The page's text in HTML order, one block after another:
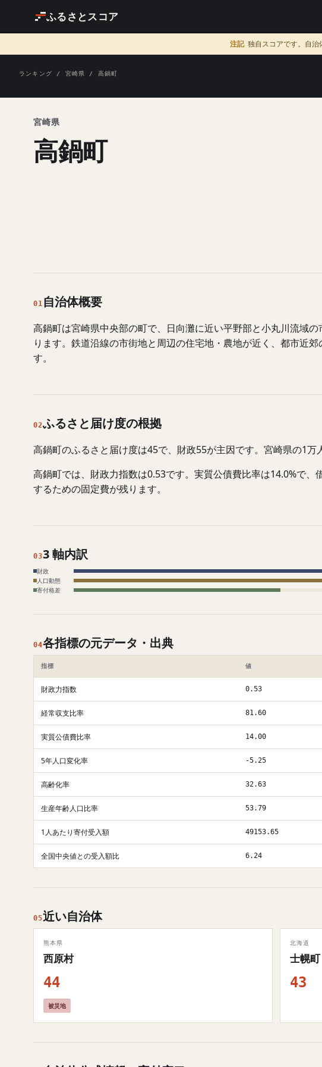
ふるさとスコア
注記 独自スコアです。自治
ランキング / 宮崎県 / 高鍋町
宮崎県
高鍋町
01 自治体概要
高鍋町は宮崎県中央部の町で、日向灘に近い平野部と小丸川流域
ります。鉄道沿線の市街地と周辺の住宅地・農地が近く、都市近
す。
02ふるさと届け度の根拠
高鍋町のふるさと届け度は45で、財政55が主因です。宮崎県の1
高鍋町では、財政力指数は0.53です。実質公債費比率は14.0%で
するための固定費が残ります。
033 軸内訳
財政
人口動態
寄付格差
04各指標の元データ・出典
指標 値
財政力指数 0.53
経常収支比率 81.60
実質公債費比率 14.00
5年人口変化率 -5.25
高齢化率 32.63
生産年齢人口比率 53.79
1人あたり寄付受入額 49153.65
全国中央値との受入額比 6.24
05近い自治体
熊本県
西原村
44
被災地
北海道
士幌町
43